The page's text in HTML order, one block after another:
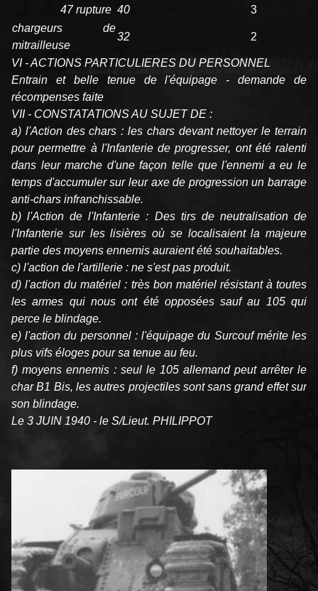
47 rupture 40
3
chargeurs de
mitrailleuse
32 2
VI - ACTIONS PARTICULIERES DU PERSONNEL
Entrain et belle tenue de l'équipage - demande de
récompenses faite
VII - CONSTATATIONS AU SUJET DE :
a) l'Action des chars : les chars devant nettoyer le terrain
pour permettre à l'Infanterie de progresser, ont été ralenti
dans leur marche d'une façon telle que l'ennemi a eu le
temps d'accumuler sur leur axe de progression un barrage
anti-chars infranchissable.
b) l'Action de l'Infanterie : Des tirs de neutralisation de
l'Infanterie sur les lisières où se localisaient la majeure
partie des moyens ennemis auraient été souhaitables.
c) l'action de l'artillerie : ne s'est pas produit.
d) l'action du matériel : très bon matériel résistant à toutes
les armes qui nous ont été opposées sauf au 105 qui
perce le blindage.
e) l'action du personnel : l'équipage du Surcouf mérite les
plus vifs éloges pour sa tenue au feu.
f) moyens ennemis : seul le 105 allemand peut arrêter le
char B1 Bis, les autres projectiles sont sans grand effet sur
son blindage.
Le 3 JUIN 1940 - le S/Lieut. PHILIPPOT